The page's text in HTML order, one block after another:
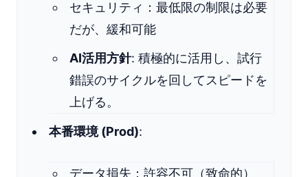
セキュリティ：最低限の制限は必要
だが、緩和可能
AI活用方針: 積極的に活用し、試行
錯誤のサイクルを回してスピードを
上げる。
本番環境 (Prod):
データ損失：許容不可（致命的）